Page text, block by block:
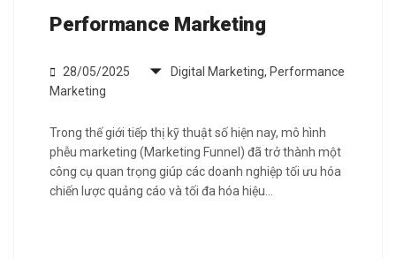
Performance Marketing
28/05/2025 Digital Marketing, Performance
Marketing
Trong thế giới tiếp thị kỹ thuật số hiện nay, mô hình
phễu marketing (Marketing Funnel) đã trở thành một
công cụ quan trọng giúp các doanh nghiệp tối ưu hóa
chiến lược quảng cáo và tối đa hóa hiệu…